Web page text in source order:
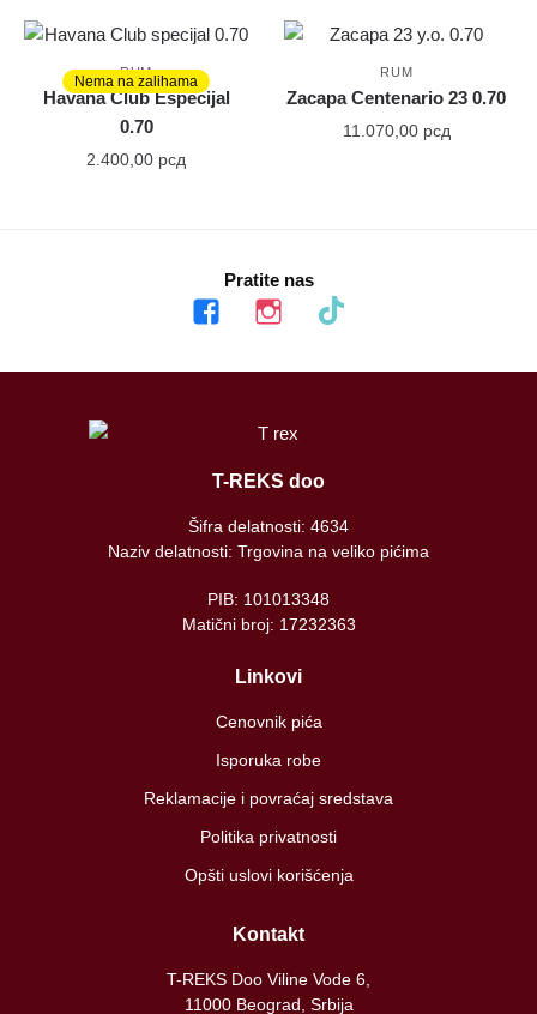
Nema na zalihama
RUM
Havana Club Especijal
0.70
2.400,00 рсд
RUM
Zacapa Centenario 23 0.70
11.070,00 рсд
Pratite nas
facebook instagram tiktok
T-REKS doo
Šifra delatnosti: 4634
Naziv delatnosti: Trgovina na veliko pićima
PIB: 101013348
Matični broj: 17232363
Linkovi
Cenovnik pića
Isporuka robe
Reklamacije i povraćaj sredstava
Politika privatnosti
Opšti uslovi korišćenja
Kontakt
T-REKS Doo Viline Vode 6,
11000 Beograd, Srbija